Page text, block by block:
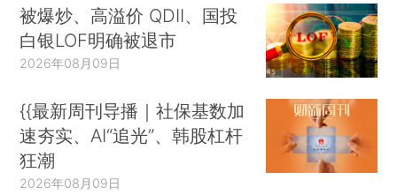
被爆炒、高溢价 QDII、国投
白银LOF明确被退市
2026年08月09日
{{最新周刊导播｜社保基数加
速夯实、AI“追光”、韩股杠杆
狂潮
2026年08月09日